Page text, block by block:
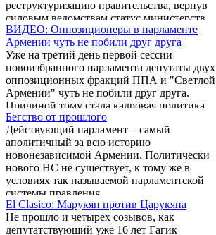
реструктуризацию правительства, вернув
силовым ведомствам статус министерств,
заявил журналистам в четверг глава
парламентской фракции "Просвещённая
Армения" Эдмон Марукян.
ВИДЕО: Оппозиционеры в парламенте
Армении чуть не побили друг друга
Уже на третий день первой сессии
новоизбранного парламента депутаты двух
оппозиционных фракций ППА и "Светлой
Армении" чуть не побили друг друга.
Причиной тому стала кадровая политика
МИД, касающаяся назначения наших
послов в зарубежных странах.
Бегство от прошлого
Действующий парламент – самый
аполитичный за всю историю
новонезависимой Армении. Политически
нового НС не существует, к тому же в
условиях так называемой парламентской
системы правления.
El Clasico: Марукян против Царукяна
Не прошло и четырех созывов, как
депутатствующий уже 16 лет Гагик